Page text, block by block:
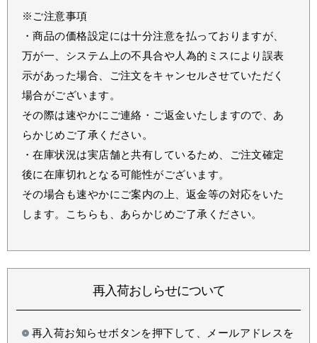
※ご注意事項
・商品の価格設定には十分注意を払っておりますが、
万が一、システム上の不具合や人為的ミスにより誤表
示があった場合、ご注文をキャンセルさせていただく
場合がございます。
その際は速やかにご連絡・ご返金いたしますので、あ
らかじめご了承ください。
・在庫状況は実店舗と共有しているため、ご注文確定
後に在庫切れとなる可能性がございます。
その場合も速やかにご案内の上、返金等の対応をいた
します。こちらも、あらかじめご了承ください。
再入荷おしらせについて
再入荷お知らせボタンを押下して、メールアドレスを